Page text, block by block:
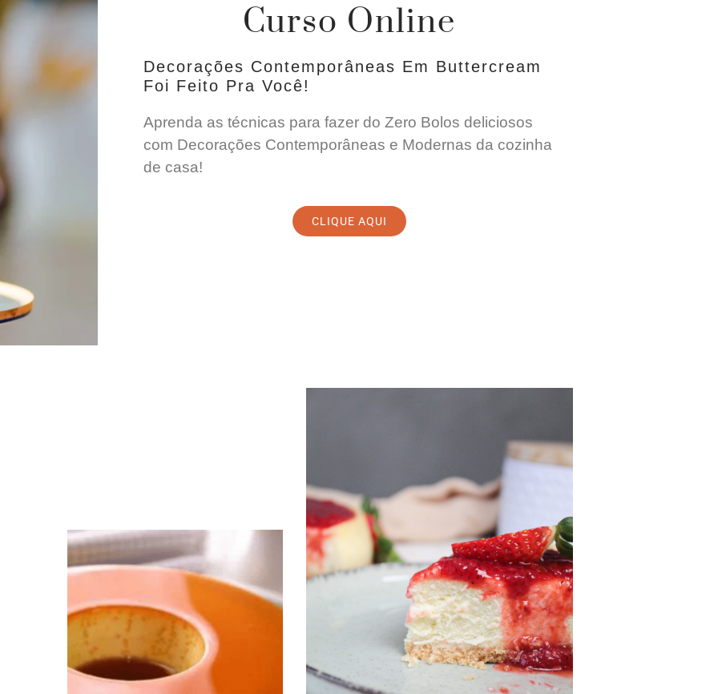
Curso Online
Decorações Contemporâneas Em Buttercream
Foi Feito Pra Você!
Aprenda as técnicas para fazer do Zero Bolos deliciosos
com Decorações Contemporâneas e Modernas da cozinha
de casa!
CLIQUE AQUI